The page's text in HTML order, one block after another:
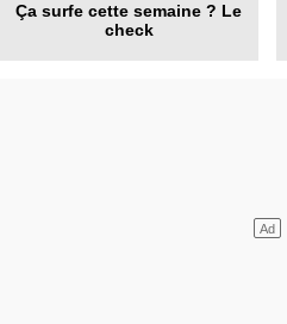
Ça surfe cette semaine ? Le
check